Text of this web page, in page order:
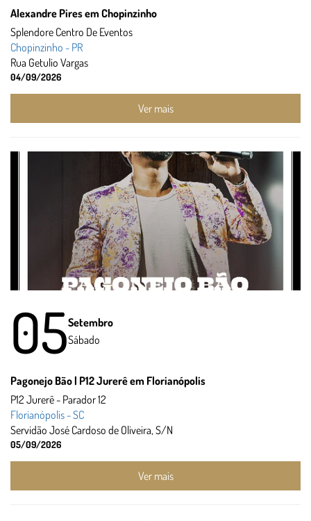
Alexandre Pires em Chopinzinho
Splendore Centro De Eventos
Chopinzinho - PR
Rua Getulio Vargas
04/09/2026
Ver mais
05Setembro
Sábado
Pagonejo Bão | P12 Jurerê em Florianópolis
P12 Jurerê - Parador 12
Florianópolis - SC
Servidão José Cardoso de Oliveira, S/N
05/09/2026
Ver mais